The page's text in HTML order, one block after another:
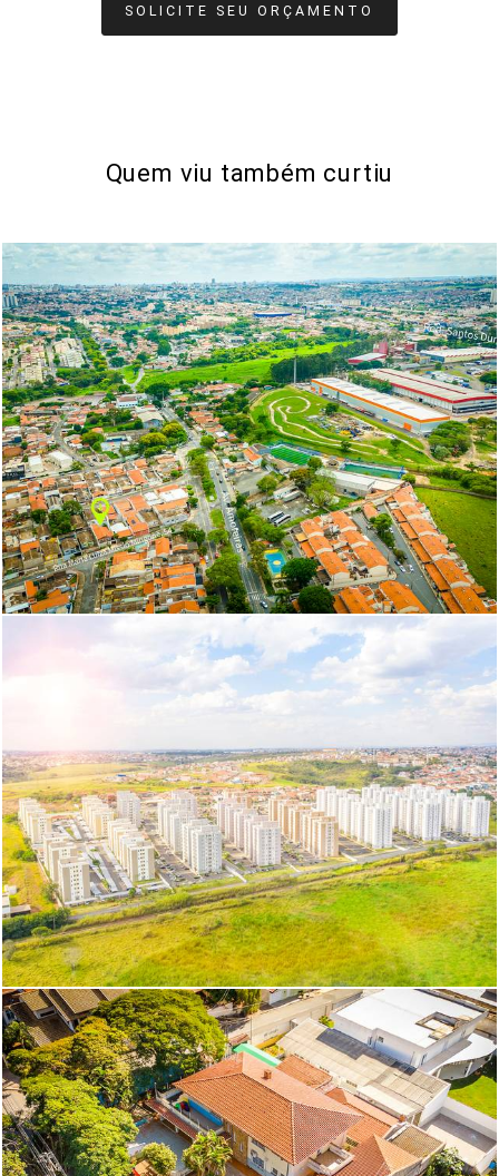
SOLICITE SEU ORÇAMENTO
Quem viu também curtiu
533 0
1433 0